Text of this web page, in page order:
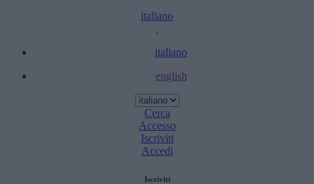
italiano
italiano
english
Cerca
Accesso
Iscriviti
Accedi
Iscriviti